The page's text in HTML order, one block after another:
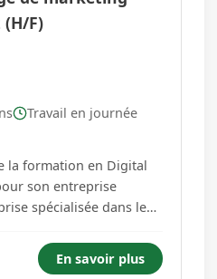
F)
Travail en journée
la formation en Digital
son entreprise
spécialisée dans le
pour préparer l'une de
reconnues par
En savoir plus